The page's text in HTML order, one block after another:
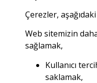
Çerezler,
Web sitemizin daha
sağlamak,
Kullanıcı
saklamak,